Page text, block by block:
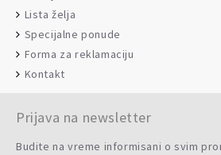
Lista želja
Specijalne ponude
Forma za reklamaciju
Kontakt
Prijava na newsletter
Budite na vreme informisani o svim